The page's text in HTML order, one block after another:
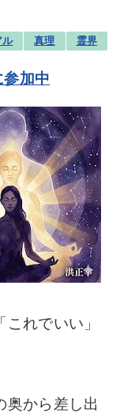
ル 真理 霊界
参加中
れでいい」
奥から差し出